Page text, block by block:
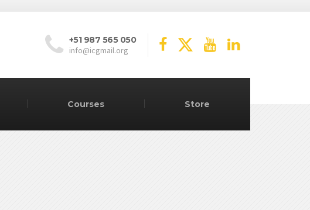
+51 987 565 050
info@icgmail.org
Courses Store